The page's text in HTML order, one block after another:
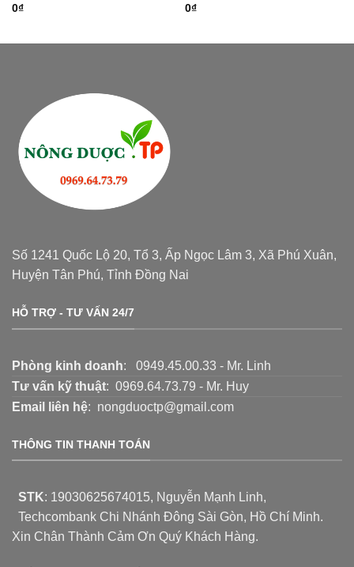
0₫
0₫
Số 1241 Quốc Lộ 20, Tổ 3, Ấp Ngọc Lâm 3, Xã Phú Xuân,
Huyện Tân Phú, Tỉnh Đồng Nai
HỖ TRỢ - TƯ VẤN 24/7
Phòng kinh doanh: 0949.45.00.33 - Mr. Linh
Tư vấn kỹ thuật: 0969.64.73.79 - Mr. Huy
Email liên hệ: nongduoctp@gmail.com
THÔNG TIN THANH TOÁN
STK: 19030625674015, Nguyễn Mạnh Linh,
Techcombank Chi Nhánh Đông Sài Gòn, Hồ Chí Minh.
Xin Chân Thành Cảm Ơn Quý Khách Hàng.